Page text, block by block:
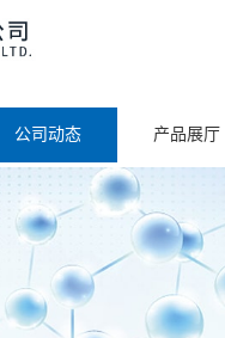
公司动态 产品展厅